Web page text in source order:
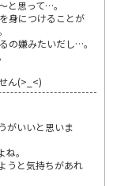
と思って…。
身につけることが
の嫌みたいだし…。
ん(>_<)
がいいと思いま
。
うと気持ちがあれ